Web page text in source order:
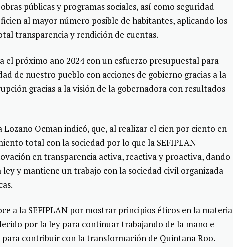
públicas y programas sociales, así como seguridad
al mayor número posible de habitantes, aplicando los
transparencia y rendición de cuentas.
próximo año 2024 con un esfuerzo presupuestal para
de nuestro pueblo con acciones de gobierno gracias a la
gracias a la visión de la gobernadora con resultados
Lozano Ocman indicó, que, al realizar el cien por ciento en
total con la sociedad por lo que la SEFIPLAN
en transparencia activa, reactiva y proactiva, dando
y mantiene un trabajo con la sociedad civil organizada
a la SEFIPLAN por mostrar principios éticos en la materia
por la ley para continuar trabajando de la mano e
contribuir con la transformación de Quintana Roo.